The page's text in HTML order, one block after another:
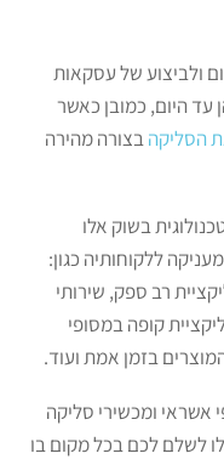
ולביצוע של עסקאות
עד היום, כמובן כאשר
הסליקהבצורה מהירה
בשוק אלו
ללקוחותיה כגון:
רב ספק, שירותי
קופה במסופי
בזמן אמת ועוד.
ומכשירי סליקה
לשלם לכם בכל מקום בו